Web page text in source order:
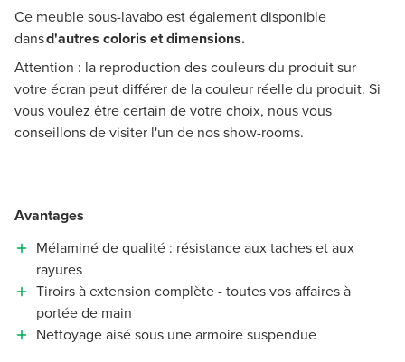
Ce meuble sous-lavabo est également disponible
dansd'autres coloris et dimensions.
Attention : la reproduction des couleurs du produit sur
votre écran peut différer de la couleur réelle du produit. Si
vous voulez être certain de votre choix, nous vous
conseillons de visiter l'un de nos show-rooms.
Avantages
Mélaminé de qualité : résistance aux taches et aux
rayures
Tiroirs à extension complète - toutes vos affaires à
portée de main
Nettoyage aisé sous une armoire suspendue